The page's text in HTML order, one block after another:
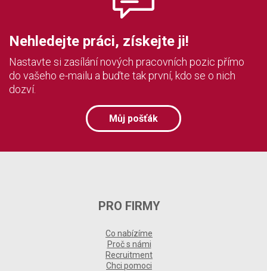
Nehledejte práci, získejte ji!
Nastavte si zasílání nových pracovních pozic přímo
do vašeho e-mailu a buďte tak první, kdo se o nich
dozví.
Můj pošťák
PRO FIRMY
Co nabízíme
Proč s námi
Recruitment
Chci pomoci